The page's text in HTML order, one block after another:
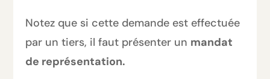
Notez que si cette demande est effectuée
par un tiers, il faut présenter un mandat
de représentation.